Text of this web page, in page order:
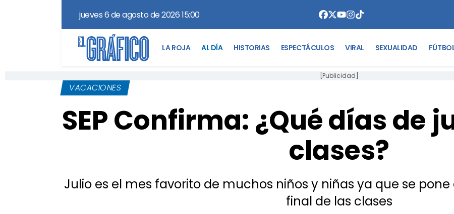
jueves 6 de agosto de 2026 15:00
LA ROJA AL DÍA HISTORIAS ESPECTÁCULOS VIRAL SEXUALIDAD
[Publicidad]
VACACIONES
SEP Confirma: ¿Qué días de
clases?
Julio es el mes favorito de muchos niños y niñas ya que se
final de las clases